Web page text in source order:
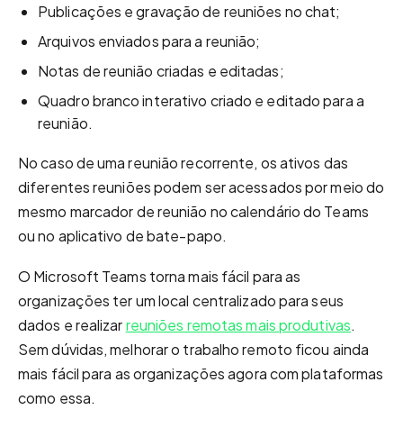
Publicações e gravação de reuniões no chat;
Arquivos enviados para a reunião;
Notas de reunião criadas e editadas;
Quadro branco interativo criado e editado para a
reunião.
No caso de uma reunião recorrente, os ativos das
diferentes reuniões podem ser acessados ​​por meio do
mesmo marcador de reunião no calendário do Teams
ou no aplicativo de bate-papo.
O Microsoft Teams torna mais fácil para as
organizações ter um local centralizado para seus
dados e realizarreuniões remotas mais produtivas.
Sem dúvidas, melhorar o trabalho remoto ficou ainda
mais fácil para as organizações agora com plataformas
como essa.